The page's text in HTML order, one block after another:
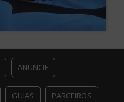
ANUNCIE
GUIAS PARCEIROS